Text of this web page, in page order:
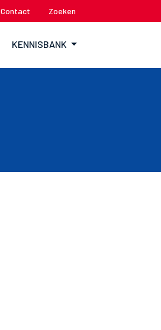
Contact Zoeken
KENNISBANK